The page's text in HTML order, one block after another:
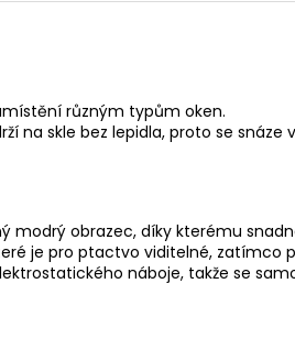
různým typům oken.
na skle bez lepidla, proto se snáze
obrazec, díky kterému
je pro ptactvo viditelné, zatímco
náboje, takže se